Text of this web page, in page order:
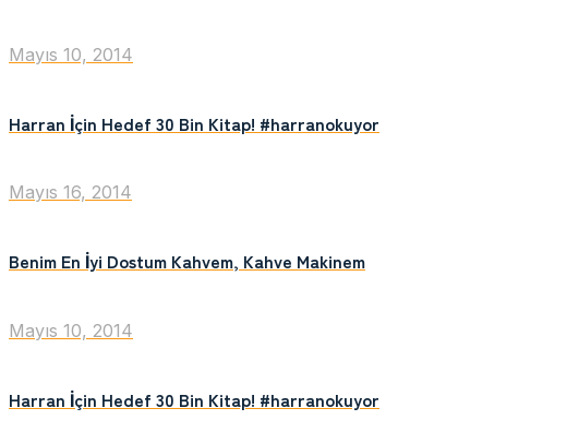
Mayıs 10, 2014
Harran İçin Hedef 30 Bin Kitap! #harranokuyor
Mayıs 16, 2014
Benim En İyi Dostum Kahvem, Kahve Makinem
Mayıs 10, 2014
Harran İçin Hedef 30 Bin Kitap! #harranokuyor